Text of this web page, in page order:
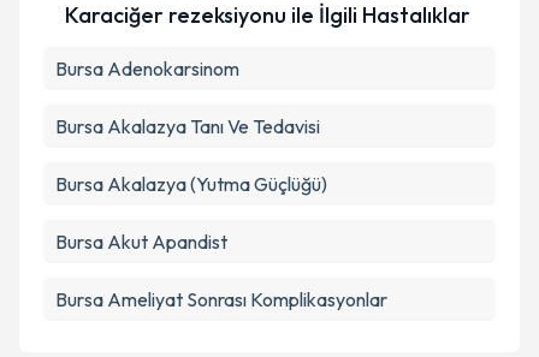
Takvim Talebini Gönder
Karaciğer rezeksiyonu ile İlgili Hastalıklar
Bursa Adenokarsinom
Bursa Akalazya Tanı Ve Tedavisi
Bursa Akalazya (Yutma Güçlüğü)
Bursa Akut Apandist
Bursa Ameliyat Sonrası Komplikasyonlar